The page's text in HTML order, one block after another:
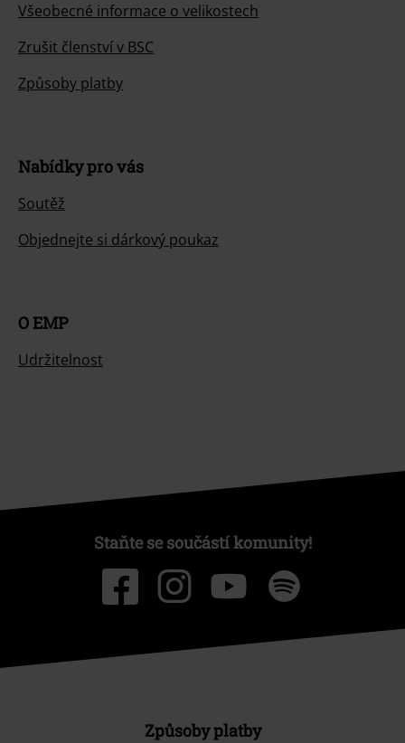
Všeobecné informace o velikostech
Zrušit členství v BSC
Způsoby platby
Nabídky pro vás
Soutěž
Objednejte si dárkový poukaz
O EMP
Udržitelnost
Staňte se součástí komunity!
Způsoby platby